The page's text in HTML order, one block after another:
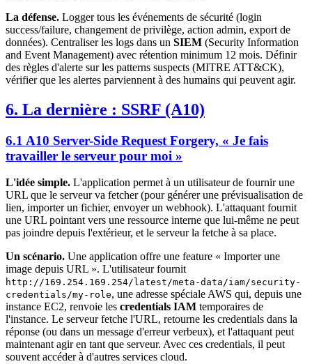
La défense. Logger tous les événements de sécurité (login
success/failure, changement de privilège, action admin, export de
données). Centraliser les logs dans un SIEM (Security Information
and Event Management) avec rétention minimum 12 mois. Définir
des règles d'alerte sur les patterns suspects (MITRE ATT&CK),
vérifier que les alertes parviennent à des humains qui peuvent agir.
6. La dernière : SSRF (A10)
6.1 A10 Server-Side Request Forgery, « Je fais
travailler le serveur pour moi »
L'idée simple. L'application permet à un utilisateur de fournir une
URL que le serveur va fetcher (pour générer une prévisualisation de
lien, importer un fichier, envoyer un webhook). L'attaquant fournit
une URL pointant vers une ressource interne que lui-même ne peut
pas joindre depuis l'extérieur, et le serveur la fetche à sa place.
Un scénario. Une application offre une feature « Importer une
image depuis URL ». L'utilisateur fournit
http://169.254.169.254/latest/meta-data/iam/security-
credentials/my-role, une adresse spéciale AWS qui, depuis une
instance EC2, renvoie les credentials IAM temporaires de
l'instance. Le serveur fetche l'URL, retourne les credentials dans la
réponse (ou dans un message d'erreur verbeux), et l'attaquant peut
maintenant agir en tant que serveur. Avec ces credentials, il peut
souvent accéder à d'autres services cloud.